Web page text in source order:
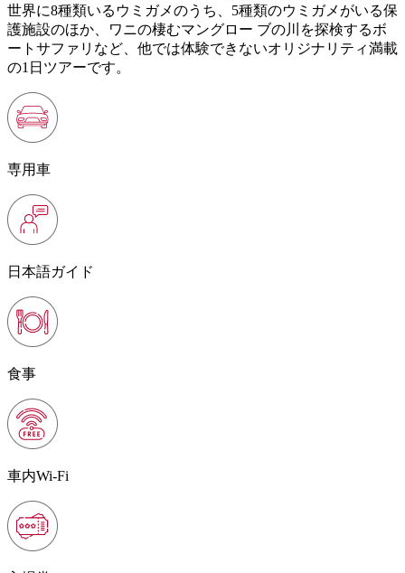
世界に8種類いるウミガメのうち、5種類のウミガメがいる保
護施設のほか、ワニの棲むマングロー ブの川を探検するボ
ートサファリなど、他では体験できないオリジナリティ満載
の1日ツアーです。
専用車
日本語ガイド
食事
車内Wi-Fi